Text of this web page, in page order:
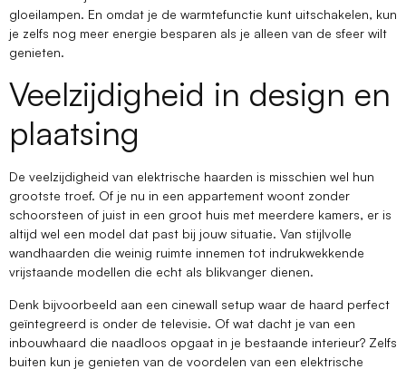
gloeilampen. En omdat je de warmtefunctie kunt uitschakelen, kun
je zelfs nog meer energie besparen als je alleen van de sfeer wilt
genieten.
Veelzijdigheid in design en
plaatsing
De veelzijdigheid van elektrische haarden is misschien wel hun
grootste troef. Of je nu in een appartement woont zonder
schoorsteen of juist in een groot huis met meerdere kamers, er is
altijd wel een model dat past bij jouw situatie. Van stijlvolle
wandhaarden die weinig ruimte innemen tot indrukwekkende
vrijstaande modellen die echt als blikvanger dienen.
Denk bijvoorbeeld aan een cinewall setup waar de haard perfect
geïntegreerd is onder de televisie. Of wat dacht je van een
inbouwhaard die naadloos opgaat in je bestaande interieur? Zelfs
buiten kun je genieten van de voordelen van een elektrische